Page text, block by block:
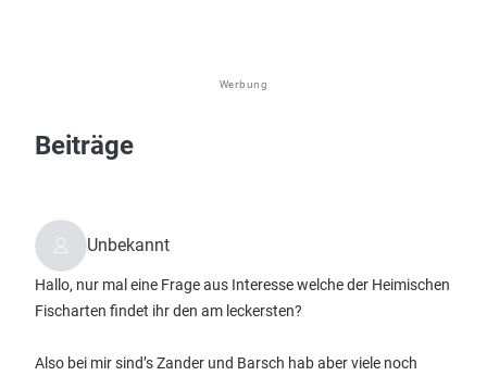
Werbung
Beiträge
Unbekannt
Hallo, nur mal eine Frage aus Interesse welche der Heimischen
Fischarten findet ihr den am leckersten?
Also bei mir sind’s Zander und Barsch hab aber viele noch